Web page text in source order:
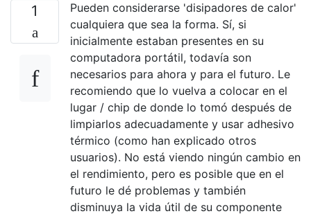
1
Pueden considerarse 'disipadores de calor'
cualquiera que sea la forma. Sí, si
inicialmente estaban presentes en su
computadora portátil, todavía son
necesarios para ahora y para el futuro. Le
recomiendo que lo vuelva a colocar en el
lugar / chip de donde lo tomó después de
limpiarlos adecuadamente y usar adhesivo
térmico (como han explicado otros
usuarios). No está viendo ningún cambio en
el rendimiento, pero es posible que en el
futuro le dé problemas y también
disminuya la vida útil de su componente